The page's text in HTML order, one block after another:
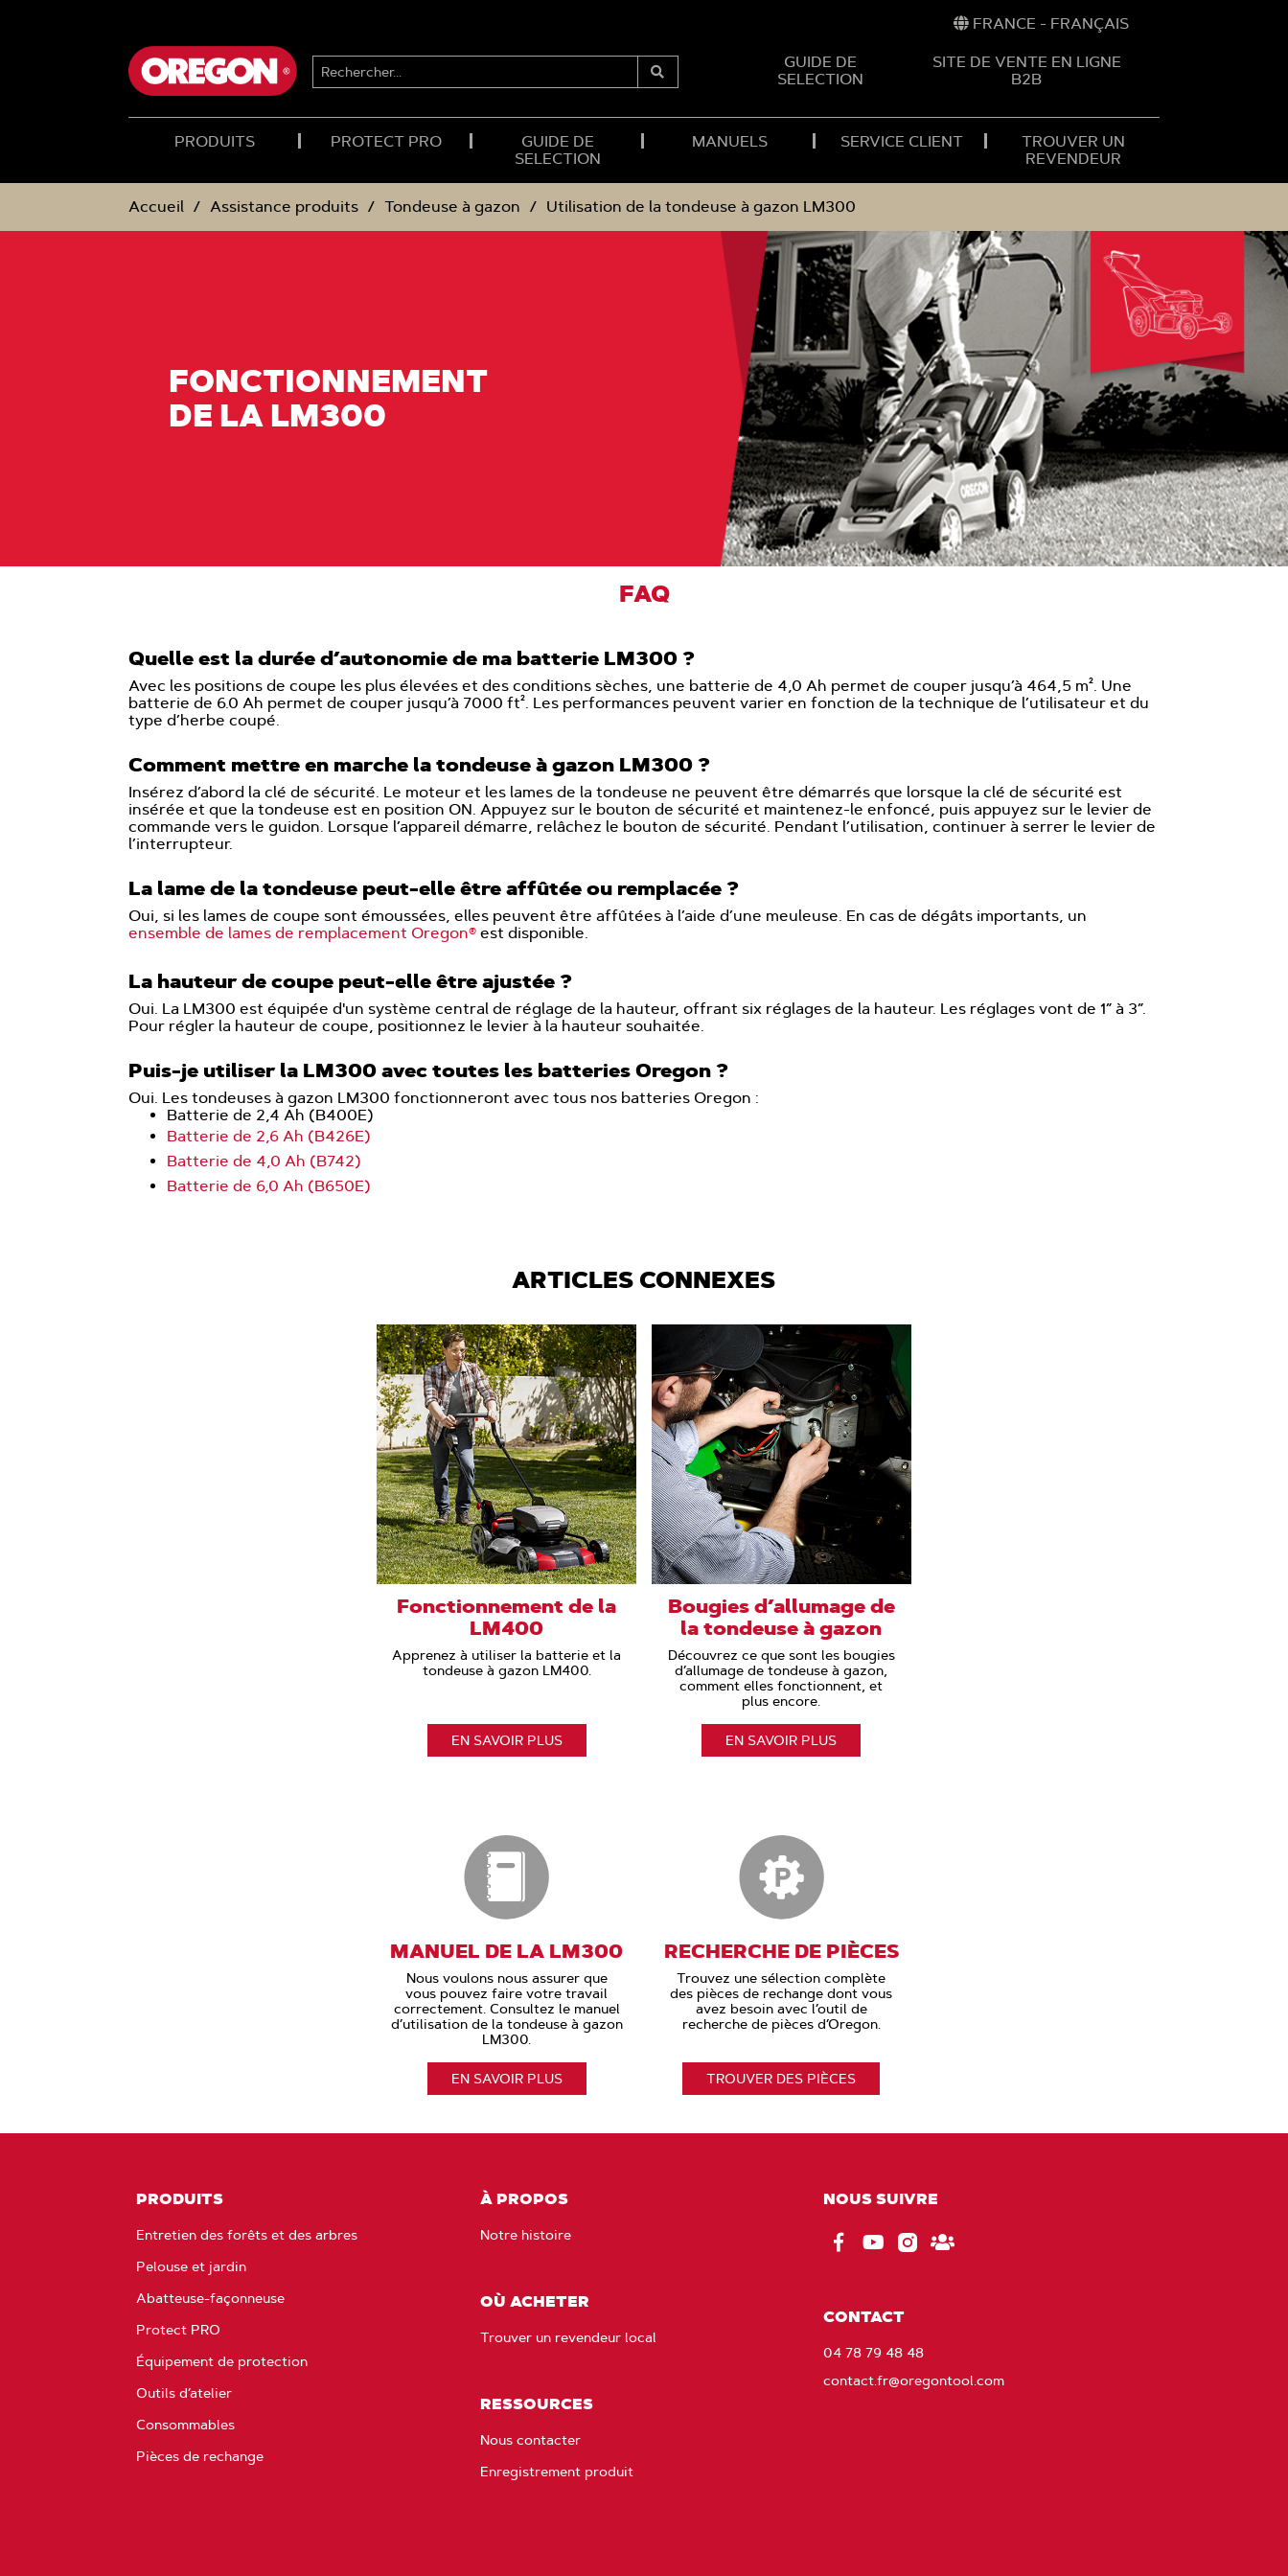
FRANCE - FRANÇAIS
RECHERCHER...
Submit
GUIDE DE
SELECTION
SITE DE VENTE EN LIGNE
B2B
PRODUITS PROTECT PRO
GUIDE DE
SELECTION
MANUELS SERVICE CLIENT
TROUVER UN
REVENDEUR
Accueil Assistance produits Tondeuse à gazon Utilisation de la tondeuse à gazon LM300
FONCTIONNEMENT
DE LA LM300
FAQ
Quelle est la durée d’autonomie de ma batterie LM300 ?
Avec les positions de coupe les plus élevées et des conditions sèches, une batterie de 4,0 Ah permet de couper jusqu’à 464,5 m². Une
batterie de 6.0 Ah permet de couper jusqu’à 7000 ft². Les performances peuvent varier en fonction de la technique de l’utilisateur et du
type d’herbe coupé.
Comment mettre en marche la tondeuse à gazon LM300 ?
Insérez d’abord la clé de sécurité. Le moteur et les lames de la tondeuse ne peuvent être démarrés que lorsque la clé de sécurité est
insérée et que la tondeuse est en position ON. Appuyez sur le bouton de sécurité et maintenez-le enfoncé, puis appuyez sur le levier de
commande vers le guidon. Lorsque l’appareil démarre, relâchez le bouton de sécurité. Pendant l’utilisation, continuer à serrer le levier de
l’interrupteur.
La lame de la tondeuse peut-elle être affûtée ou remplacée ?
Oui, si les lames de coupe sont émoussées, elles peuvent être affûtées à l’aide d’une meuleuse. En cas de dégâts importants, un
ensemble de lames de remplacement Oregon® est disponible.
La hauteur de coupe peut-elle être ajustée ?
Oui. La LM300 est équipée d'un système central de réglage de la hauteur, offrant six réglages de la hauteur. Les réglages vont de 1” à 3”.
Pour régler la hauteur de coupe, positionnez le levier à la hauteur souhaitée.
Puis-je utiliser la LM300 avec toutes les batteries Oregon ?
Oui. Les tondeuses à gazon LM300 fonctionneront avec tous nos batteries Oregon :
Batterie de 2,4 Ah (B400E)
Batterie de 2,6 Ah (B426E)
Batterie de 4,0 Ah (B742)
Batterie de 6,0 Ah (B650E)
ARTICLES CONNEXES
Fonctionnement de la
LM400
Apprenez à utiliser la batterie et la
tondeuse à gazon LM400.
EN SAVOIR PLUS
Bougies d’allumage de
la tondeuse à gazon
Découvrez ce que sont les bougies
d’allumage de tondeuse à gazon,
comment elles fonctionnent, et
plus encore.
EN SAVOIR PLUS
MANUEL DE LA LM300
Nous voulons nous assurer que
vous pouvez faire votre travail
correctement. Consultez le manuel
d’utilisation de la tondeuse à gazon
LM300.
EN SAVOIR PLUS
RECHERCHE DE PIÈCES
Trouvez une sélection complète
des pièces de rechange dont vous
avez besoin avec l’outil de
recherche de pièces d’Oregon.
TROUVER DES PIÈCES
PRODUITS
Entretien des forêts et des arbres
Pelouse et jardin
Abatteuse-façonneuse
Protect PRO
Équipement de protection
Outils d’atelier
Consommables
Pièces de rechange
À PROPOS
Notre histoire
OÙ ACHETER
Trouver un revendeur local
RESSOURCES
Nous contacter
Enregistrement produit
NOUS SUIVRE
CONTACT
04 78 79 48 48
contact.fr@oregontool.com